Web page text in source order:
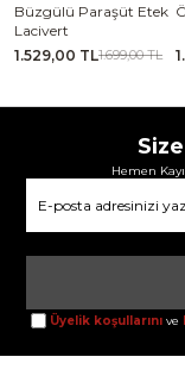
Büzgülü Paraşüt Etek
Lacivert
1.529,00 TL1.699,00 TL
Hemen
Üyelik koşullarını ve